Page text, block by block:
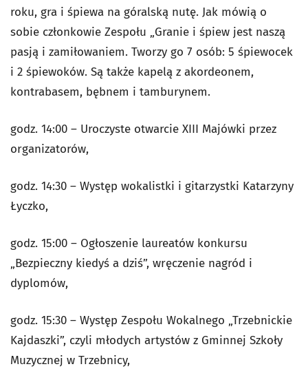
roku, gra i śpiewa na góralską nutę. Jak mówią o
sobie członkowie Zespołu „Granie i śpiew jest naszą
pasją i zamiłowaniem. Tworzy go 7 osób: 5 śpiewocek
i 2 śpiewoków. Są także kapelą z akordeonem,
kontrabasem, bębnem i tamburynem.
godz. 14:00 – Uroczyste otwarcie XIII Majówki przez
organizatorów,
godz. 14:30 – Występ wokalistki i gitarzystki Katarzyny
Łyczko,
godz. 15:00 – Ogłoszenie laureatów konkursu
„Bezpieczny kiedyś a dziś”, wręczenie nagród i
dyplomów,
godz. 15:30 – Występ Zespołu Wokalnego „Trzebnickie
Kajdaszki”, czyli młodych artystów z Gminnej Szkoły
Muzycznej w Trzebnicy,